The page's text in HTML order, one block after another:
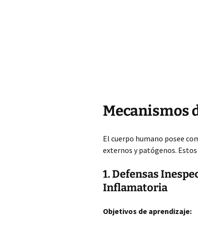
Mecanismos
El cuerpo humano posee
externos y patógenos.
1. Defensas
Inflamatoria
Objetivos de aprendizaje: